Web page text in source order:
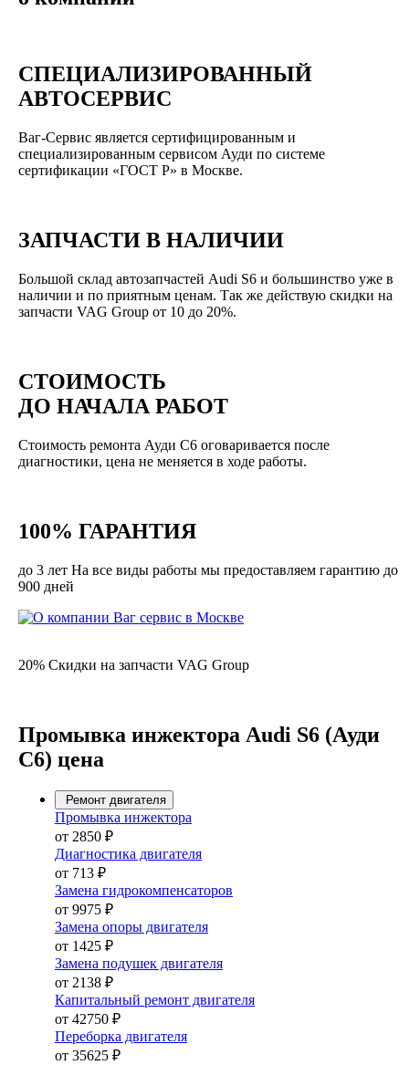
СПЕЦИАЛИЗИРОВАННЫЙ
АВТОСЕРВИС
Ваг-Сервис является сертифицированным и
специализированным сервисом Ауди по системе
сертификации «ГОСТ Р» в Москве.
ЗАПЧАСТИ В НАЛИЧИИ
Большой склад автозапчастей Audi S6 и большинство уже в
наличии и по приятным ценам. Так же действую скидки на
запчасти VAG Group от 10 до 20%.
СТОИМОСТЬ
ДО НАЧАЛА РАБОТ
Стоимость ремонта Ауди С6 оговаривается после
диагностики, цена не меняется в ходе работы.
100% ГАРАНТИЯ
до 3 лет На все виды работы мы предоставляем гарантию до
900 дней
20% Скидки на запчасти VAG Group
Промывка инжектора Audi S6 (Ауди
С6) цена
Ремонт двигателя
Промывка инжектора
от 2850 ₽
Диагностика двигателя
от 713 ₽
Замена гидрокомпенсаторов
от 9975 ₽
Замена опоры двигателя
от 1425 ₽
Замена подушек двигателя
от 2138 ₽
Капитальный ремонт двигателя
от 42750 ₽
Переборка двигателя
от 35625 ₽